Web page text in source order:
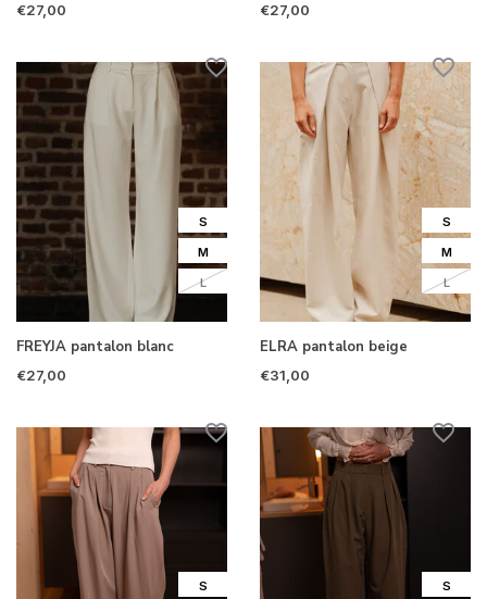
€27,00 €27,00
S
M
L
FREYJA pantalon blanc
€27,00
S
M
L
ELRA pantalon beige
€31,00
S
S